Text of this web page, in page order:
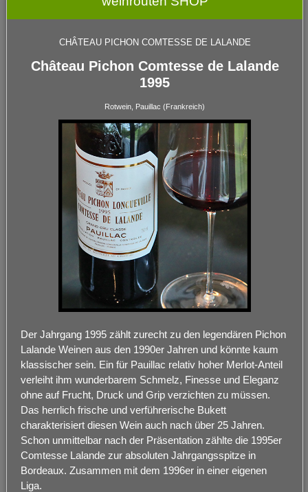
CHÂTEAU PICHON COMTESSE DE LALANDE
Château Pichon Comtesse de Lalande
1995
Rotwein, Pauillac (Frankreich)
Der Jahrgang 1995 zählt zurecht zu den legendären Pichon
Lalande Weinen aus den 1990er Jahren und könnte kaum
klassischer sein. Ein für Pauillac relativ hoher Merlot-Anteil
verleiht ihm wunderbarem Schmelz, Finesse und Eleganz
ohne auf Frucht, Druck und Grip verzichten zu müssen.
Das herrlich frische und verführerische Bukett
charakterisiert diesen Wein auch nach über 25 Jahren.
Schon unmittelbar nach der Präsentation zählte die 1995er
Comtesse Lalande zur absoluten Jahrgangsspitze in
Bordeaux. Zusammen mit dem 1996er in einer eigenen
Liga.